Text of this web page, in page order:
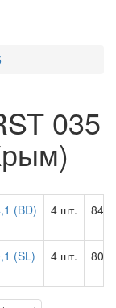
035
(BD)
4 шт.
(SL)
4 шт.